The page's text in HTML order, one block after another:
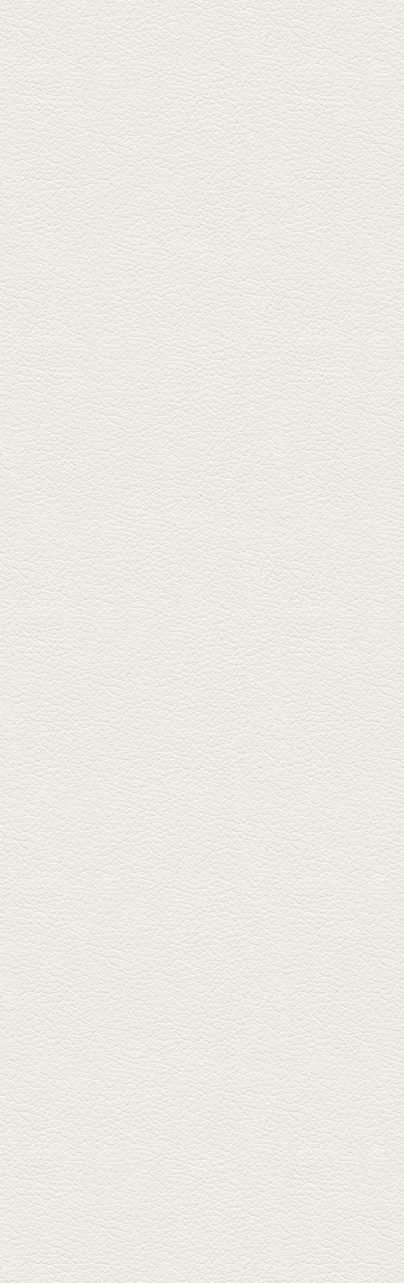
フォンダンエッグ＆二郎
系にんにくパスタ
北区麻生田の人気店『多酒多菜
満月』へ。『しろ』水割で乾
杯！出...
2025年9月5日放送
あくまのポテサラ＆変わ
り天ぷら盛り合わせ
武蔵小路の「たぬきと銀杏」で
自慢の「変わり天ぷら」を
「KAORU」...
2025年8月15日放送
お刺身盛り合わせ＆干物
盛りの七輪焼き
酒場通りの「食楽みかげ」は、
オーナーこだわりの魚料理が味
わえ...
2025年7月25日放送
朝ごはんプレート＆かん
ぱちのカマ(塩焼き)
並木坂では珍しい朝ごはんの店
「コルハコ」で昼飲みの刻。
「銀し...
2025年7月4日放送
生姜香る鮭とイクラの土
鍋ご飯 など
銀杏中通りにこの春オープンし
た「創作ダイニング真」へ。暑
い夏...
2025年6月13日放送
ﾊﾓの季節野菜あんかけ＆
どんぐりﾎﾟｰｸ西京焼き
西銀座通り、若き和の料理人の
名店「旬味こさか」で夏の味を
堪能...
2025年5月23日放送
明太もちチーズもんじゃ
銀座中通りで深夜３時まで営業
している「もんじゃ焼きかめの
や」...
2025年5月2日放送
ミックス水餃子＆麻婆豆
腐
新水前寺駅そばの人気店「中華
料理 福来亭」へ。「しろ」ロッ
ク...
2025年4月11日放送
きびなごの塩焼き＆黒豚
しゃぶしゃぶ
春の[熊本屋台村]で昼飲みの刻。
[かごっま屋台 黒で乾杯]で「銀...
2025年3月21日放送
薩摩赤鶏のころころ焼き
＆カツオの藁焼き
三年坂通りのビル２階「焼鳥こ
ろころ」はオシャレな店構えで
炭火...
2025年2月28日放送
踊る車海老＆あか牛串 ウ
ニとキャビア乗せ
ホテル日航熊本の裏、創作串揚
げの新たな店「串ハル」へ「銀
しろ...